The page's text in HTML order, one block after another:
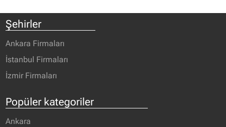
Şehirler
Ankara Firmaları
İstanbul Firmaları
İzmir Firmaları
Popüler kategoriler
Ankara